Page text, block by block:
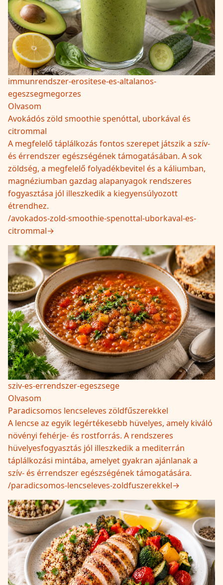
immunrendszer-erositese-es-altalanos-
egeszsegmegorzes
Olvasom
Avokádós zöld smoothie spenóttal, uborkával és
citrommal
A megfelelő táplálkozás fontos szerepet játszik a szív-
és érrendszer egészségének támogatásában. A sok
zöldség, a megfelelő folyadékbevitel és a káliumban,
magnéziumban gazdag alapanyagok rendszeres
fogyasztása jól illeszkedik a kiegyensúlyozott
étrendhez.
/avokados-zold-smoothie-spenottal-uborkaval-es-
citrommal→
sziv-es-errendszer-egeszsege
Olvasom
Paradicsomos lencseleves zöldfűszerekkel
A lencse az egyik legértékesebb hüvelyes, amely kiváló
növényi fehérje- és rostforrás. A rendszeres
hüvelyesfogyasztás jól illeszkedik a mediterrán
táplálkozási mintába, amelyet gyakran ajánlanak a
szív- és érrendszer egészségének támogatására.
/paradicsomos-lencseleves-zoldfuszerekkel→